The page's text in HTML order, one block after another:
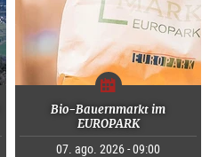
Bio-Bauernmarkt im
EUROPARK
07. ago. 2026 - 09:00